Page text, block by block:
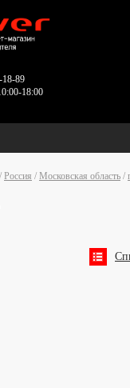
18-89
18:00
/ Россия / Московская область /